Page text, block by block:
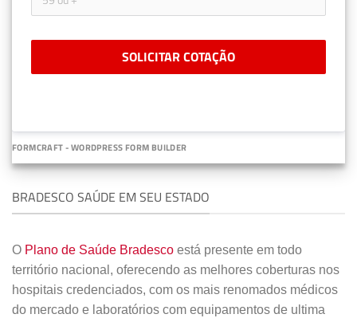
SOLICITAR COTAÇÃO
FORMCRAFT - WORDPRESS FORM BUILDER
BRADESCO SAÚDE EM SEU ESTADO
O Plano de Saúde Bradesco está presente em todo
território nacional, oferecendo as melhores coberturas nos
hospitais credenciados, com os mais renomados médicos
do mercado e laboratórios com equipamentos de ultima